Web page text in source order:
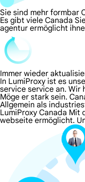
Sie sind mehr formbar
Es gibt viele Canada
agentur ermöglicht
Immer wieder
In LumiProxy ist es
service service an. Wir
Möge er stark sein.
Allgemein als
LumiProxy Canada
webseite ermöglicht.